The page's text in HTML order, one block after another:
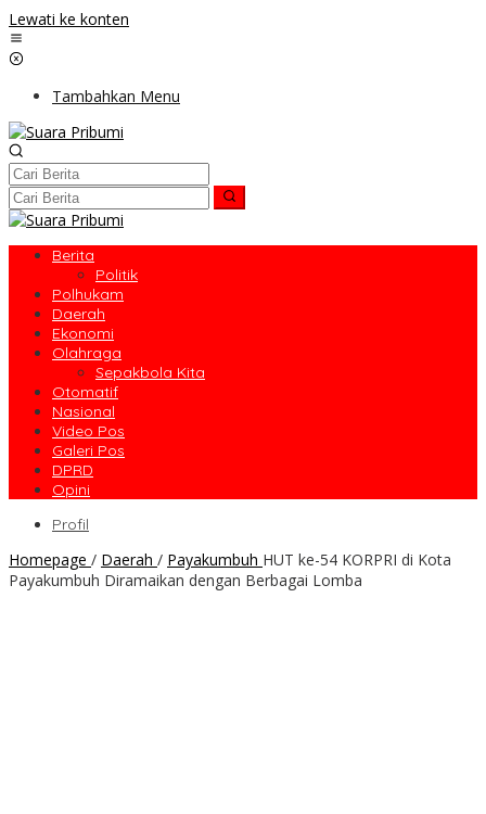
Lewati ke konten
Tambahkan Menu
Berita
Politik
Polhukam
Daerah
Ekonomi
Olahraga
Sepakbola Kita
Otomatif
Nasional
Video Pos
Galeri Pos
DPRD
Opini
Profil
Homepage / Daerah / Payakumbuh HUT ke-54 KORPRI di Kota
Payakumbuh Diramaikan dengan Berbagai Lomba